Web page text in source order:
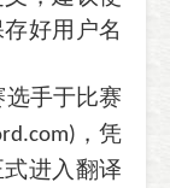
好用户名
手于比赛
，凭
进入翻译